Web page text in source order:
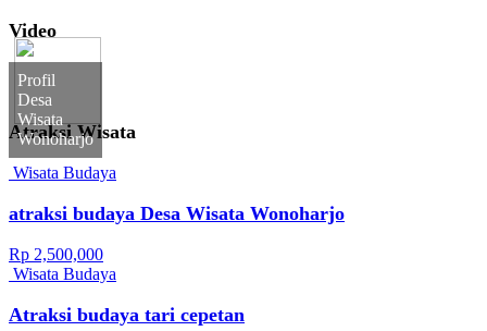
Video
Profil
Desa
Wisata
Wonoharjo
Atraksi Wisata
Wisata Budaya
atraksi budaya Desa Wisata Wonoharjo
Rp 2,500,000
Wisata Budaya
Atraksi budaya tari cepetan